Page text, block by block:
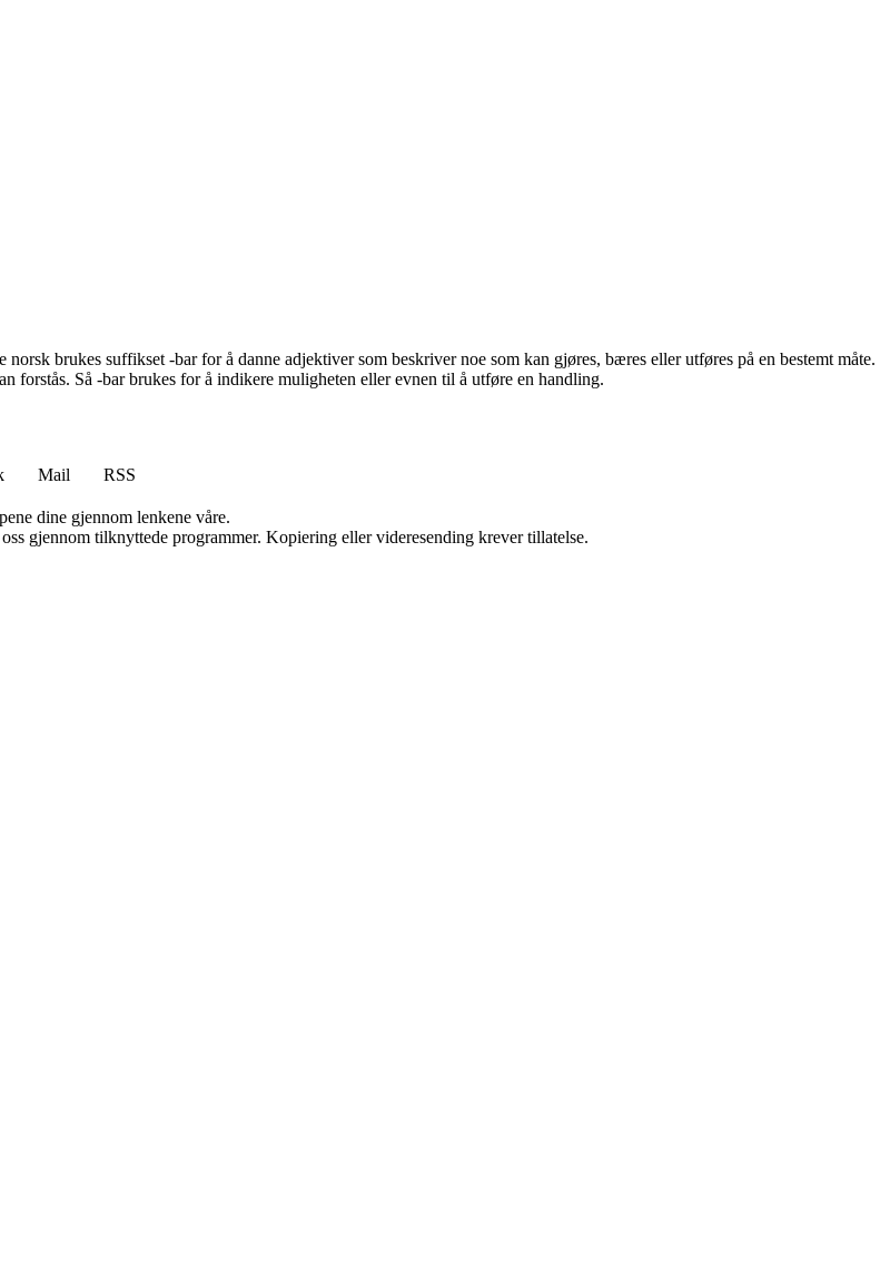
brukes suffikset -bar for å danne adjektiver som beskriver noe som kan gjøres, bæres eller utføres på en bestemt måte.
forstås. Så -bar brukes for å indikere muligheten eller evnen til å utføre en handling.
Mail
RSS
dine gjennom lenkene våre.
gjennom tilknyttede programmer. Kopiering eller videresending krever tillatelse.